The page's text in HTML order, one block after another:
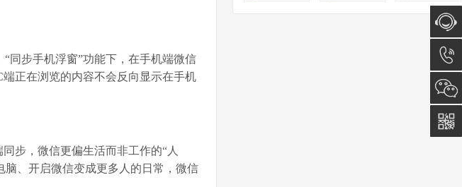
同步手机浮窗”功能下，在手机端微信
正在浏览的内容不会反向显示在手机
步，微信更偏生活而非工作的“人
、开启微信变成更多人的日常，微信
在线咨
询
0512-
5011